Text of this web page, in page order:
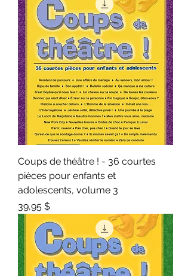
Coups de théâtre ! - 36 courtes
pièces pour enfants et
adolescents, volume 3
Prix
39,95 $